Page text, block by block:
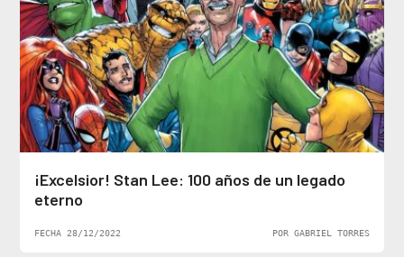
¡Excelsior! Stan Lee: 100 años de un legado
eterno
FECHA 28/12/2022 POR GABRIEL TORRES